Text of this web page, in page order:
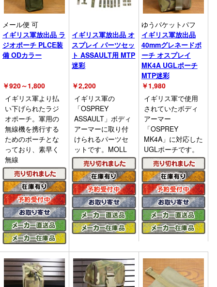
メール便 可
イギリス軍放出品 ラ
ジオポーチ PLCE装
備 ODカラー
￥920～1,800
イギリス軍より払
い下げられたラジ
オポーチ。軍用の
無線機を携行する
ためのポーチとな
っており、素早く
無線
イギリス軍放出品 オ
スプレイ パーツセッ
ト ASSAULT用 MTP
迷彩
￥2,200
イギリス軍の
「OSPREY
ASSAULT」ボディ
アーマーに取り付
けられるパーツセ
ットです。MOLL
ゆうパケットパフ
イギリス軍放出品
40mmグレネードポ
ーチ オスプレイ
MK4A UGLポーチ
MTP迷彩
￥1,980
イギリス軍で使用
されていたボディ
アーマー
「OSPREY
MK4A」に対応した
UGLポーチです。